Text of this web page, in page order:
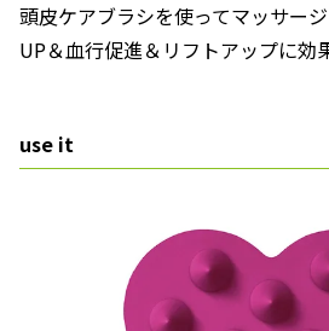
頭皮ケアブラシを使ってマッサー
UP＆血行促進＆リフトアップに効
use it